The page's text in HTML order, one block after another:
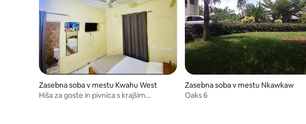
Zasebna soba v mestu Kwahu West
Hiša za goste in pivnica s krajšim
Zasebna soba v mestu Nkawkaw
Oaks 6